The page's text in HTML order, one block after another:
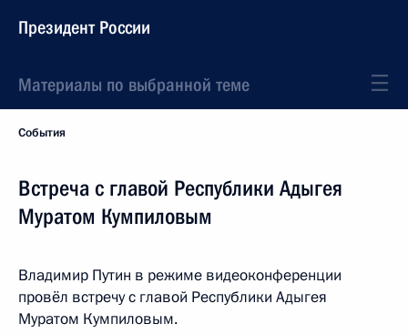
Президент России
Материалы по выбранной теме
События
Встреча с главой Республики Адыгея
Муратом Кумпиловым
Владимир Путин в режиме видеоконференции
провёл встречу с главой Республики Адыгея
Муратом Кумпиловым.